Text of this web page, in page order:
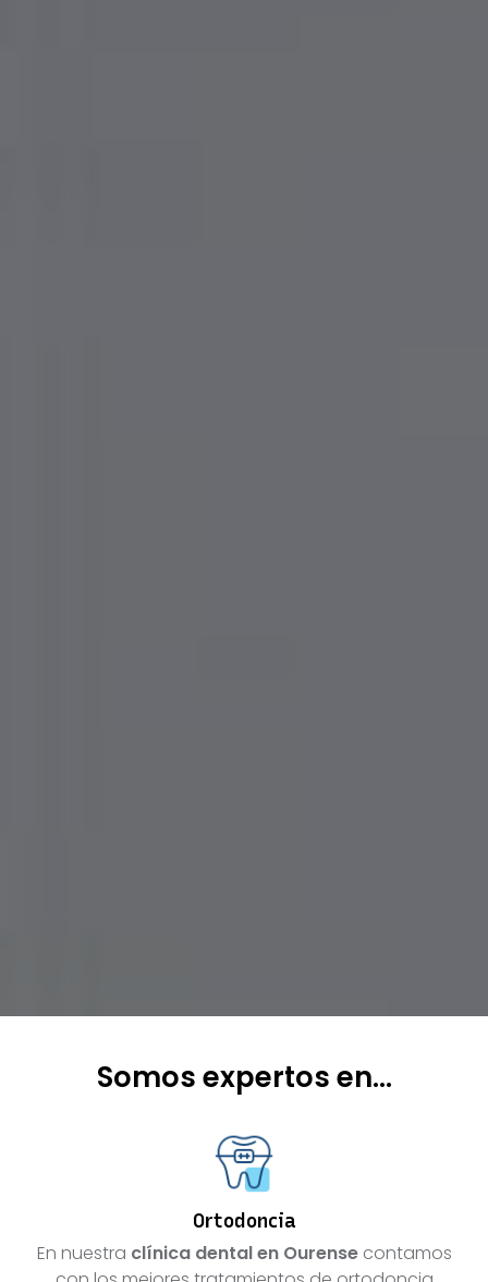
Somos expertos en...
Ortodoncia
En nuestra clínica dental en Ourensecontamos